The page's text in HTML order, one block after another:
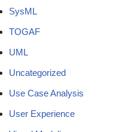
SysML
TOGAF
UML
Uncategorized
Use Case Analysis
User Experience